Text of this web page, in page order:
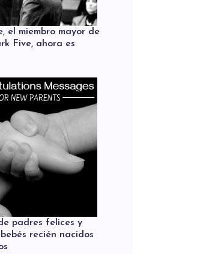
el miembro mayor de
Five, ahora es
padres felices y
recién nacidos